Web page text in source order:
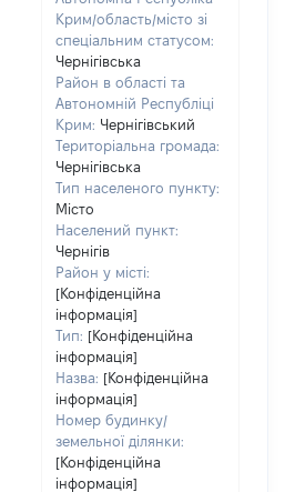
Крим/область/місто зі
спеціальним статусом:
Чернігівська
Район в області та
Автономній Республіці
Крим: Чернігівський
Територіальна громада:
Чернігівська
Тип населеного пункту:
Місто
Населений пункт:
Чернігів
Район у місті:
[Конфіденційна
інформація]
Тип: [Конфіденційна
інформація]
Назва: [Конфіденційна
інформація]
Номер будинку/
земельної ділянки:
[Конфіденційна
інформація]